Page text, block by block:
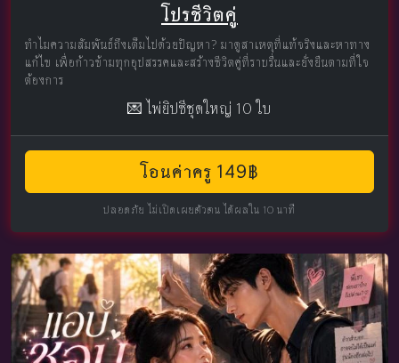
โปรชีวิตคู่
ทำไมความสัมพันธ์ถึงเต็มไปด้วยปัญหา? มาดูสาเหตุที่แท้จริงและหาทาง
แก้ไข เพื่อก้าวข้ามทุกอุปสรรคและสร้างชีวิตคู่ที่ราบรื่นและยั่งยืนตามที่ใจ
ต้องการ
💌 ไพ่ยิปซีชุดใหญ่ 10 ใบ
โอนค่าครู 149฿
ปลอดภัย ไม่เปิดเผยตัวตน ได้ผลใน 10 นาที